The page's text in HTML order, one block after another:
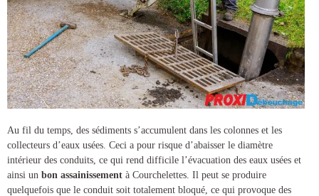
Au fil du temps, des sédiments s’accumulent dans les colonnes et les
collecteurs d’eaux usées. Ceci a pour risque d’abaisser le diamètre
intérieur des conduits, ce qui rend difficile l’évacuation des eaux usées et
ainsi un bon assainissement à Courchelettes . Il peut se produire
quelquefois que le conduit soit totalement bloqué, ce qui provoque des